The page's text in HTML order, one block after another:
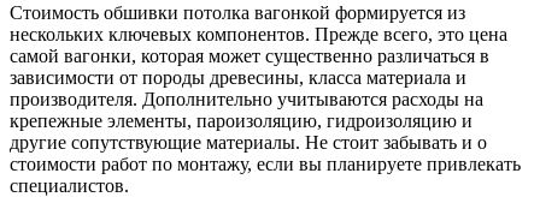
Стоимость обшивки потолка вагонкой формируется из
нескольких ключевых компонентов. Прежде всего, это цена
самой вагонки, которая может существенно различаться в
зависимости от породы древесины, класса материала и
производителя. Дополнительно учитываются расходы на
крепежные элементы, пароизоляцию, гидроизоляцию и
другие сопутствующие материалы. Не стоит забывать и о
стоимости работ по монтажу, если вы планируете привлекать
специалистов.